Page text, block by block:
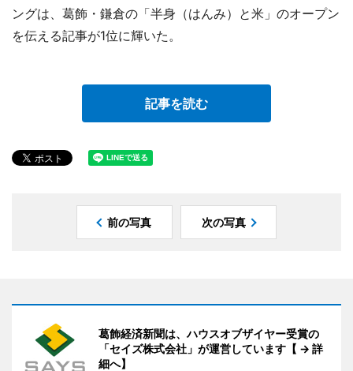
ングは、葛飾・鎌倉の「半身（はんみ）と米」のオープン
を伝える記事が1位に輝いた。
記事を読む
前の写真 次の写真
葛飾経済新聞は、ハウスオブザイヤー受賞の
「セイズ株式会社」が運営しています【 → 詳
細へ】